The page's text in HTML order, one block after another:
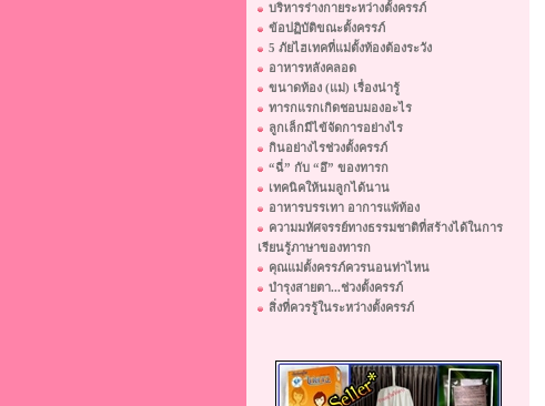
บริหารร่างกายระหว่างตั้งครรภ์
ข้อปฏิบัติขณะตั้งครรภ์
5 ภัยไฮเทคที่แม่ตั้งท้องต้องระวัง
อาหารหลังคลอด
ขนาดท้อง (แม่) เรื่องน่ารู้
ทารกแรกเกิดชอบมองอะไร
ลูกเล็กมีไข้จัดการอย่างไร
กินอย่างไรช่วงตั้งครรภ์
“ฉี่” กับ “อึ” ของทารก
เทคนิคให้นมลูกได้นาน
อาหารบรรเทา อาการแพ้ท้อง
ความมหัศจรรย์ทางธรรมชาติที่สร้างได้ในการ
เรียนรู้ภาษาของทารก
คุณแม่ตั้งครรภ์ควรนอนท่าไหน
บำรุงสายตา...ช่วงตั้งครรภ์
สิ่งที่ควรรู้ในระหว่างตั้งครรภ์